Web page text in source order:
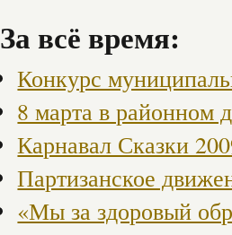
За всё время:
Конкурс
8 марта в районном
Карнавал Сказки
Партизанское
«Мы за здоровый